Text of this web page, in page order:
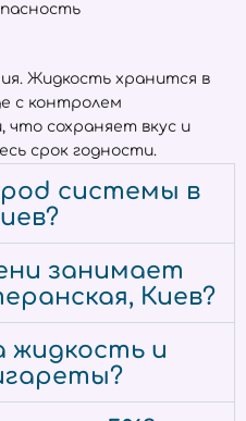
Жидкость хранится в
с контролем
сохраняет вкус и
срок годности.
системы в
занимает
Киев?
жидкость и